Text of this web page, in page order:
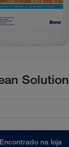
Solution
Encontrado na loja